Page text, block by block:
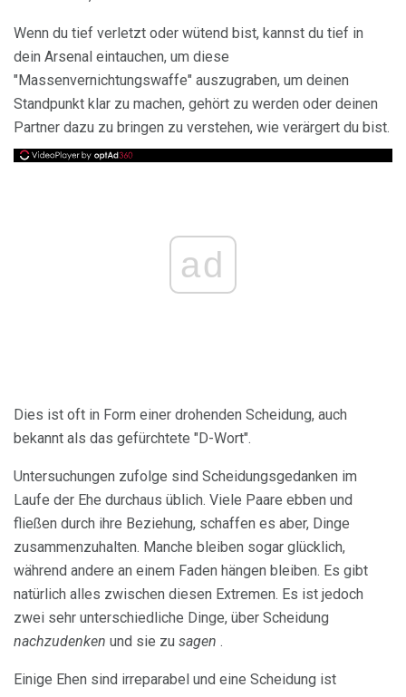
Wenn du tief verletzt oder wütend bist, kannst du tief in
dein Arsenal eintauchen, um diese
"Massenvernichtungswaffe" auszugraben, um deinen
Standpunkt klar zu machen, gehört zu werden oder deinen
Partner dazu zu bringen zu verstehen, wie verärgert du bist.
ad
Dies ist oft in Form einer drohenden Scheidung, auch
bekannt als das gefürchtete "D-Wort".
Untersuchungen zufolge sind Scheidungsgedanken im
Laufe der Ehe durchaus üblich. Viele Paare ebben und
fließen durch ihre Beziehung, schaffen es aber, Dinge
zusammenzuhalten. Manche bleiben sogar glücklich,
während andere an einem Faden hängen bleiben. Es gibt
natürlich alles zwischen diesen Extremen. Es ist jedoch
zwei sehr unterschiedliche Dinge, über Scheidung
nachzudenken und sie zu sagen .
Einige Ehen sind irreparabel und eine Scheidung ist